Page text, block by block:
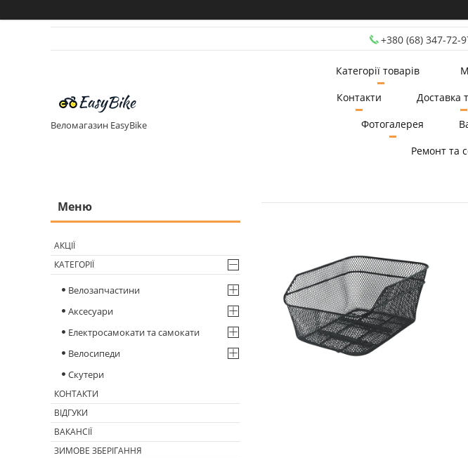
+380 (68) 347-72-
Веломагазин EasyBike
Категорії товарів
Контакти
Доставка
Фотогалерея
Ремонт та
АКЦІЇ
КАТЕГОРІЇ
Велозапчастини
Аксесуари
Електросамокати та самокати
Велосипеди
Скутери
КОНТАКТИ
ВІДГУКИ
ВАКАНСІЇ
ЗИМОВЕ ЗБЕРІГАННЯ